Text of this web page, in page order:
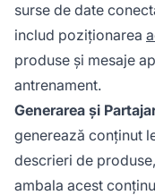
surse de date
includ poziționarea
produse și mesaje
antrenament.
Generarea și
generează conținut
descrieri de
ambala acest